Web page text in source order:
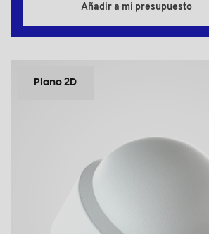
Añadir a mi presupuesto
Plano 2D